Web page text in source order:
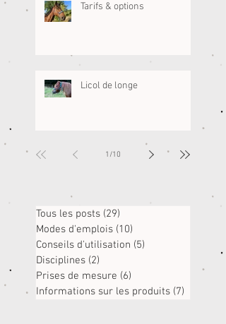
Tarifs & options
Licol de longe
1 /10
Tous les posts (29)
Modes d'emplois (10)
Conseils d'utilisation (5)
Disciplines (2)
Prises de mesure (6)
Informations sur les produits (7)